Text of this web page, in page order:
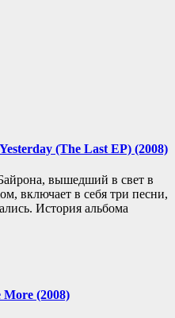
(The Last EP) (2008)
вышедший в свет в
включает в себя три песни,
История альбома
(2008)